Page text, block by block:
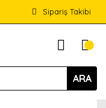
Sipariş Takibi
ARA